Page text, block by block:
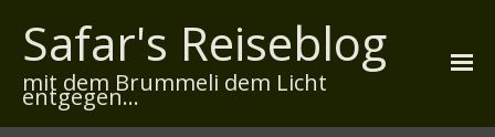
Safar's Reiseblog
mit dem Brummeli dem Licht
entgegen...